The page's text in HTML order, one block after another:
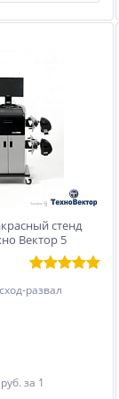
стенд
Вектор 5
развал
руб. за 1